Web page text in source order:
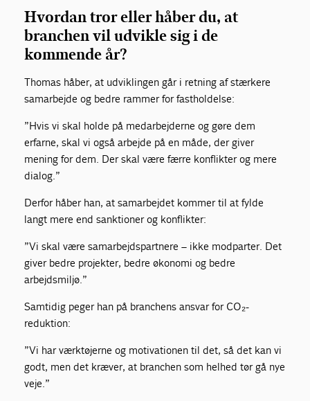
Hvordan tror eller håber du, at
branchen vil udvikle sig i de
kommende år?
Thomas håber, at udviklingen går i retning af stærkere
samarbejde og bedre rammer for fastholdelse:
”Hvis vi skal holde på medarbejderne og gøre dem
erfarne, skal vi også arbejde på en måde, der giver
mening for dem. Der skal være færre konflikter og mere
dialog.”
Derfor håber han, at samarbejdet kommer til at fylde
langt mere end sanktioner og konflikter:
”Vi skal være samarbejdspartnere – ikke modparter. Det
giver bedre projekter, bedre økonomi og bedre
arbejdsmiljø.”
Samtidig peger han på branchens ansvar for CO₂-
reduktion:
”Vi har værktøjerne og motivationen til det, så det kan vi
godt, men det kræver, at branchen som helhed tør gå nye
veje.”